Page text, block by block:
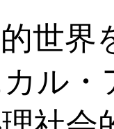
世界
ル